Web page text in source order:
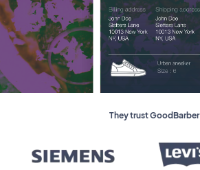
They trust GoodBarber